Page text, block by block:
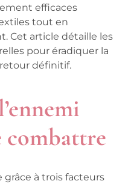
efficaces
tout en
Cet article détaille les
pour éradiquer la
définitif.
combattre
grâce à trois facteurs